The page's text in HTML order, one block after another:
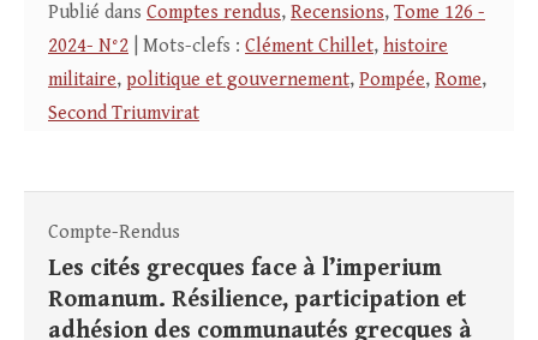
Publié dans Comptes rendus, Recensions, Tome 126 -
2024- N°2 | Mots-clefs : Clément Chillet, histoire
militaire, politique et gouvernement, Pompée, Rome,
Second Triumvirat
Compte-Rendus
Les cités grecques face à l’imperium
Romanum. Résilience, participation et
adhésion des communautés grecques à